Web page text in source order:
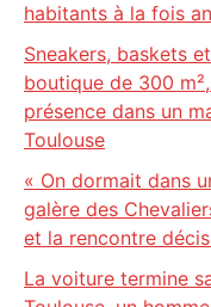
habitants à la fois
Sneakers, baskets
boutique de 300
présence dans un
Toulouse
« On dormait dans
galère des
et la rencontre
La voiture termine